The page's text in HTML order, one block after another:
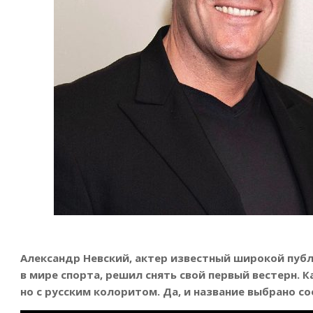
Александр Невский, актер известный широкой
в мире спорта, решил снять свой первый
но с русским колоритом. Да, и название выбрано